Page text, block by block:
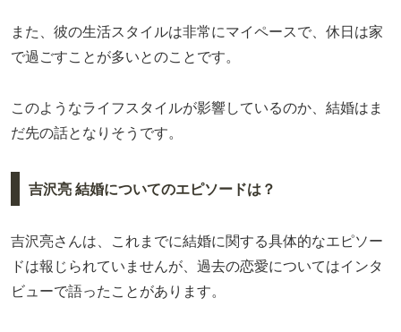
また、彼の生活スタイルは非常にマイペースで、休日は家
で過ごすことが多いとのことです。
このようなライフスタイルが影響しているのか、結婚はま
だ先の話となりそうです。
吉沢亮 結婚についてのエピソードは？
吉沢亮さんは、これまでに結婚に関する具体的なエピソー
ドは報じられていませんが、過去の恋愛についてはインタ
ビューで語ったことがあります。